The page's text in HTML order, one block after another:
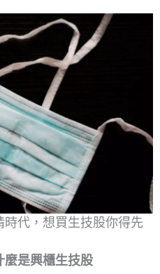
代，想買生技股你得先
麼是興櫃生技股